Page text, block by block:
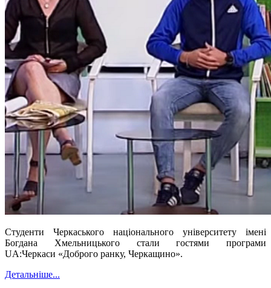
Студенти Черкаського національного університету імені
Богдана Хмельницького стали гостями програми
UA:Черкаси «Доброго ранку, Черкащино».
Детальніше...